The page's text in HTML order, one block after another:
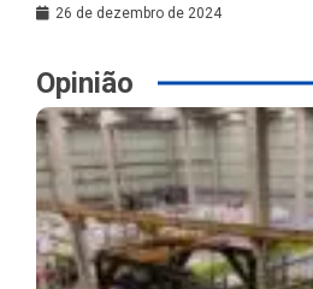
26 de dezembro de 2024
Opinião